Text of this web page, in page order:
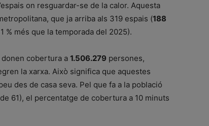
on resguardar-se de la calor. Aquesta
que ja arriba als 319 espais (188
% més que la temporada del 2025).
donen cobertura a 1.506.279 persones,
la xarxa. Això significa que aquestes
des de casa seva. Pel que fa a la població
61), el percentatge de cobertura a 10 minuts